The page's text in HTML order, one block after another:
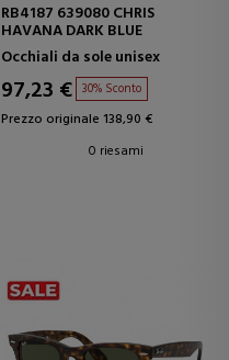
RB4187 639080 CHRIS
HAVANA DARK BLUE
Occhiali da sole unisex
97,23 € 30% Sconto
Prezzo originale 138,90 €
0 riesami